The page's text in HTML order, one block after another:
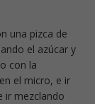
una pizca de
el azúcar y
con la
el micro, e ir
ir mezclando